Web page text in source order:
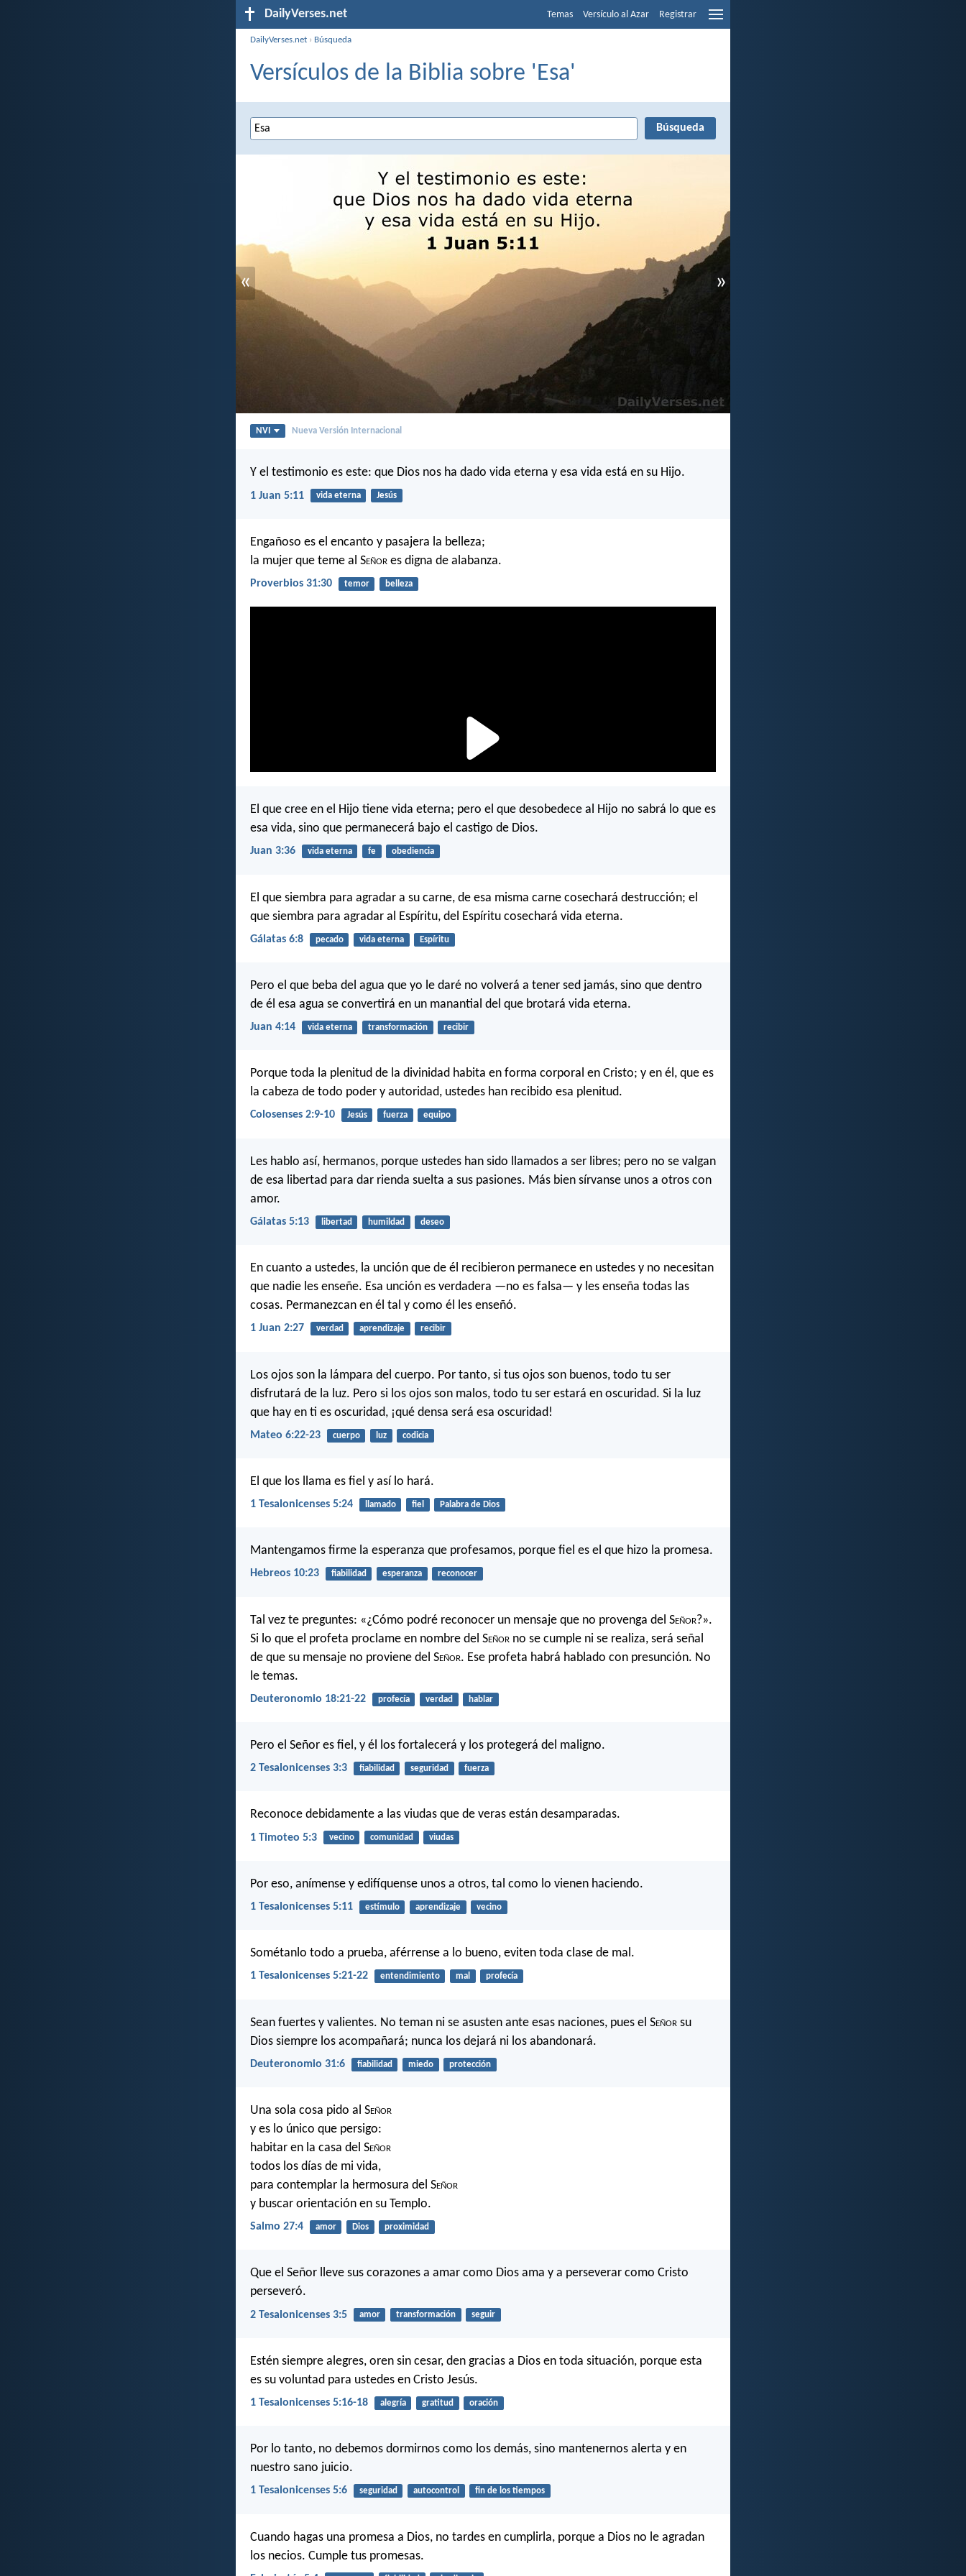
DailyVerses.net Temas Versículo al Azar Registrar
DailyVerses.net › Búsqueda
Versículos de la Biblia sobre 'Esa'
« »
NVI Nueva Versión Internacional
Y el testimonio es este: que Dios nos ha dado vida eterna y esa vida está en su Hijo.
1 Juan 5:11 vida eterna Jesús
Engañoso es el encanto y pasajera la belleza;
la mujer que teme al Señor es digna de alabanza.
Proverbios 31:30 temor belleza
El que cree en el Hijo tiene vida eterna; pero el que desobedece al Hijo no sabrá lo que es
esa vida, sino que permanecerá bajo el castigo de Dios.
Juan 3:36 vida eterna fe obediencia
El que siembra para agradar a su carne, de esa misma carne cosechará destrucción; el
que siembra para agradar al Espíritu, del Espíritu cosechará vida eterna.
Gálatas 6:8 pecado vida eterna Espíritu
Pero el que beba del agua que yo le daré no volverá a tener sed jamás, sino que dentro
de él esa agua se convertirá en un manantial del que brotará vida eterna.
Juan 4:14 vida eterna transformación recibir
Porque toda la plenitud de la divinidad habita en forma corporal en Cristo; y en él, que es
la cabeza de todo poder y autoridad, ustedes han recibido esa plenitud.
Colosenses 2:9-10 Jesús fuerza equipo
Les hablo así, hermanos, porque ustedes han sido llamados a ser libres; pero no se valgan
de esa libertad para dar rienda suelta a sus pasiones. Más bien sírvanse unos a otros con
amor.
Gálatas 5:13 libertad humildad deseo
En cuanto a ustedes, la unción que de él recibieron permanece en ustedes y no necesitan
que nadie les enseñe. Esa unción es verdadera —no es falsa— y les enseña todas las
cosas. Permanezcan en él tal y como él les enseñó.
1 Juan 2:27 verdad aprendizaje recibir
Los ojos son la lámpara del cuerpo. Por tanto, si tus ojos son buenos, todo tu ser
disfrutará de la luz. Pero si los ojos son malos, todo tu ser estará en oscuridad. Si la luz
que hay en ti es oscuridad, ¡qué densa será esa oscuridad!
Mateo 6:22-23 cuerpo luz codicia
El que los llama es fiel y así lo hará.
1 Tesalonicenses 5:24 llamado fiel Palabra de Dios
Mantengamos firme la esperanza que profesamos, porque fiel es el que hizo la promesa.
Hebreos 10:23 fiabilidad esperanza reconocer
Tal vez te preguntes: «¿Cómo podré reconocer un mensaje que no provenga del Señor?».
Si lo que el profeta proclame en nombre del Señor no se cumple ni se realiza, será señal
de que su mensaje no proviene del Señor. Ese profeta habrá hablado con presunción. No
le temas.
Deuteronomio 18:21-22 profecía verdad hablar
Pero el Señor es fiel, y él los fortalecerá y los protegerá del maligno.
2 Tesalonicenses 3:3 fiabilidad seguridad fuerza
Reconoce debidamente a las viudas que de veras están desamparadas.
1 Timoteo 5:3 vecino comunidad viudas
Por eso, anímense y edifíquense unos a otros, tal como lo vienen haciendo.
1 Tesalonicenses 5:11 estímulo aprendizaje vecino
Sométanlo todo a prueba, aférrense a lo bueno, eviten toda clase de mal.
1 Tesalonicenses 5:21-22 entendimiento mal profecía
Sean fuertes y valientes. No teman ni se asusten ante esas naciones, pues el Señor su
Dios siempre los acompañará; nunca los dejará ni los abandonará.
Deuteronomio 31:6 fiabilidad miedo protección
Una sola cosa pido al Señor
y es lo único que persigo:
habitar en la casa del Señor
todos los días de mi vida,
para contemplar la hermosura del Señor
y buscar orientación en su Templo.
Salmo 27:4 amor Dios proximidad
Que el Señor lleve sus corazones a amar como Dios ama y a perseverar como Cristo
perseveró.
2 Tesalonicenses 3:5 amor transformación seguir
Estén siempre alegres, oren sin cesar, den gracias a Dios en toda situación, porque esta
es su voluntad para ustedes en Cristo Jesús.
1 Tesalonicenses 5:16-18 alegría gratitud oración
Por lo tanto, no debemos dormirnos como los demás, sino mantenernos alerta y en
nuestro sano juicio.
1 Tesalonicenses 5:6 seguridad autocontrol fin de los tiempos
Cuando hagas una promesa a Dios, no tardes en cumplirla, porque a Dios no le agradan
los necios. Cumple tus promesas.